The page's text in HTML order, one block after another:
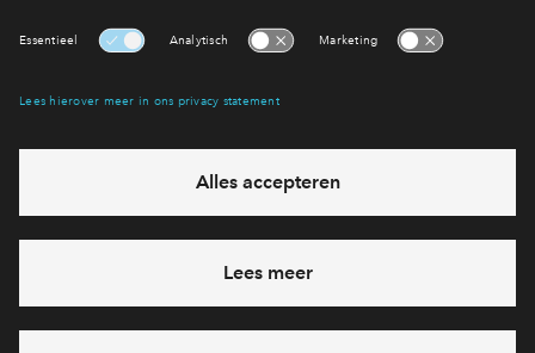
Interesse? Meld je dan snel aan
Hiermee blijf je op de hoogte van het belangrijkste nieuws en
Ja, ik wil mij aanmelden
Heb je een vraag en wil je direct antwoord? Bel ons op
71 22 833